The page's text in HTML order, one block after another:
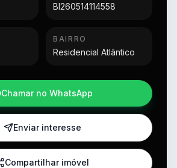
BI260514114558
BAIRRO
Residencial Atlântico
Chamar no WhatsApp
Enviar interesse
Compartilhar imóvel